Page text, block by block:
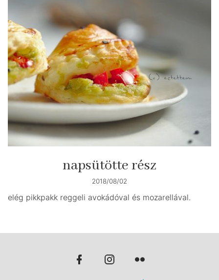
napsütötte rész
2018/08/02
elég pikkpakk reggeli avokádóval és mozarellával.